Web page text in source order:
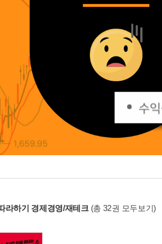
라하기 경제경영/재테크 (총 32권 모두보기)